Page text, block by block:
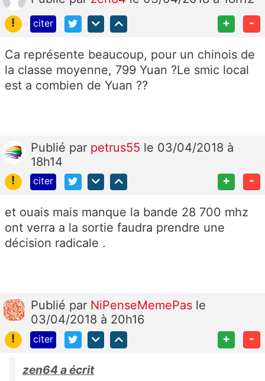
!
citer + -
Ca représente beaucoup, pour un chinois de
la classe moyenne, 799 Yuan ?Le smic local
est a combien de Yuan ??
Publié par petrus55 le 03/04/2018 à
18h14
!
citer + -
et ouais mais manque la bande 28 700 mhz
ont verra a la sortie faudra prendre une
décision radicale .
Publié par NiPenseMemePas le
03/04/2018 à 20h16
!
citer + -
zen64 a écrit